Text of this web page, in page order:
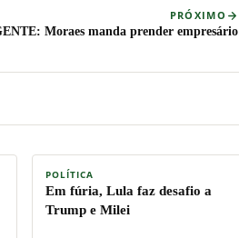
PRÓXIMO
Moraes manda prender empresário
POLÍTICA
Em fúria, Lula faz desafio a
Trump e Milei